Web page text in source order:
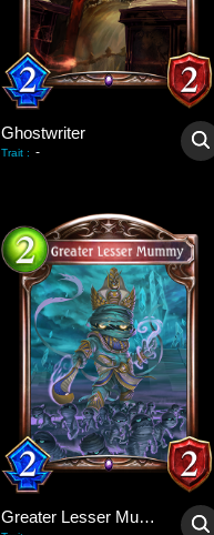
Ghostwriter
Trait : -
Greater Lesser Mummy